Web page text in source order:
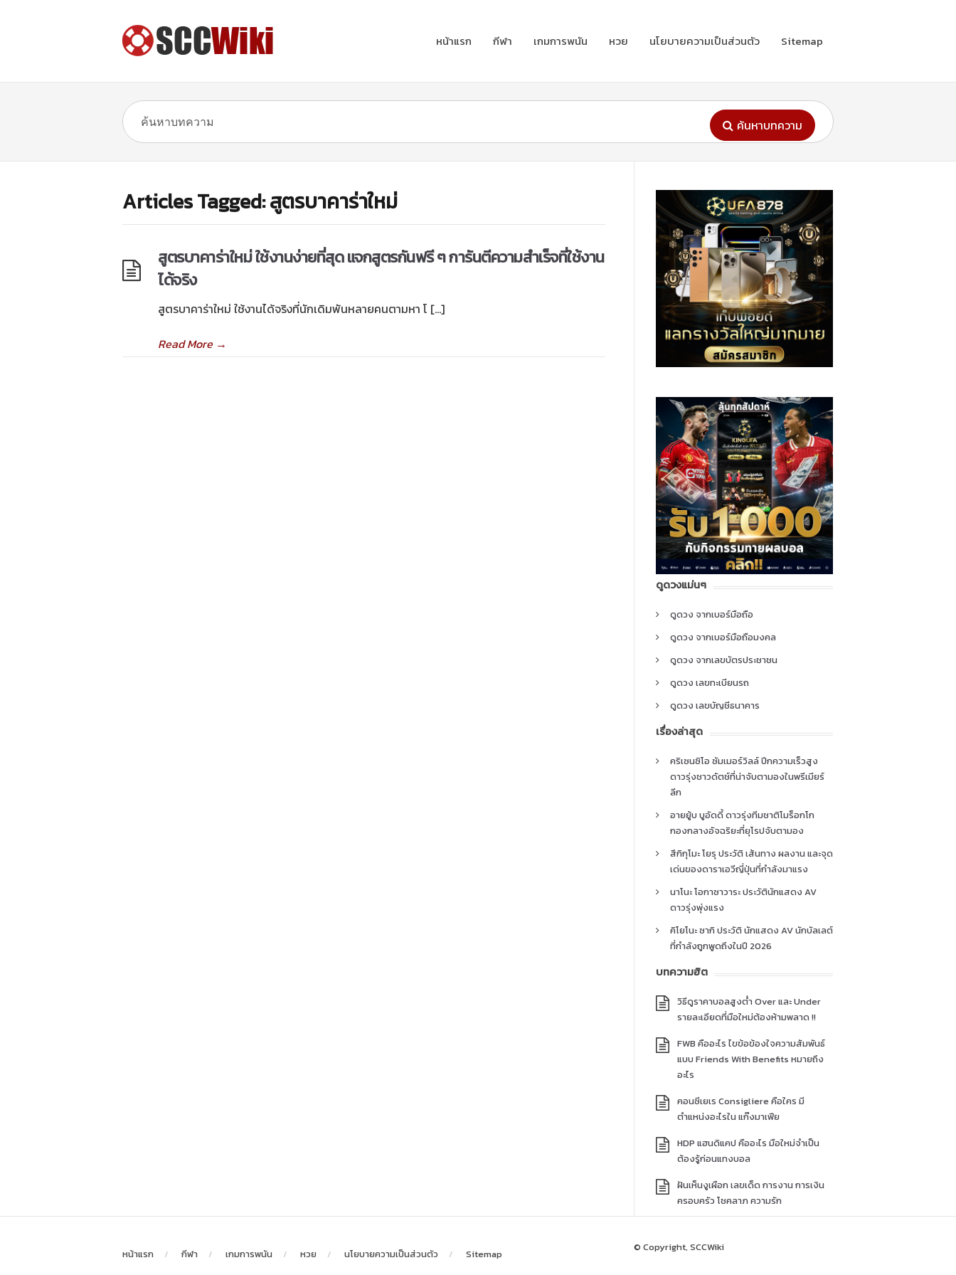
หน้าแรก กีฬา เกมการพนัน หวย นโยบายความเป็นส่วนตัว Sitemap
ค้นหาบทความ
Articles Tagged: สูตรบาคาร่าใหม่
สูตรบาคาร่าใหม่ ใช้งานง่ายที่สุด แจกสูตรกันฟรี ๆ การันตีความสำเร็จที่ใช้งาน
ได้จริง
สูตรบาคาร่าใหม่ ใช้งานได้จริงที่นักเดิมพันหลายคนตามหา โ […]
Read More→
ดูดวงแม่นๆ
ดูดวง จากเบอร์มือถือ
ดูดวง จากเบอร์มือถือมงคล
ดูดวง จากเลขบัตรประชาชน
ดูดวง เลขทะเบียนรถ
ดูดวง เลขบัญชีธนาคาร
เรื่องล่าสุด
คริเซนซิโอ ซัมเมอร์วิลล์ ปีกความเร็วสูง
ดาวรุ่งชาวดัตช์ที่น่าจับตามองในพรีเมียร์
ลีก
อายยู้บ บูอัดดี้ ดาวรุ่งทีมชาติโมร็อกโก
กองกลางอัจฉริยะที่ยุโรปจับตามอง
สึกิกุโมะ โยรุ ประวัติ เส้นทาง ผลงาน และจุด
เด่นของดาราเอวีญี่ปุ่นที่กำลังมาแรง
นาโนะ โอกาซาวาระ ประวัตินักแสดง AV
ดาวรุ่งพุ่งแรง
คิโยโนะ ซากิ ประวัติ นักแสดง AV นักบัลเลต์
ที่กำลังถูกพูดถึงในปี 2026
บทความฮิต
วิธีดูราคาบอลสูงต่ำ Over และ Under
รายละเอียดที่มือใหม่ต้องห้ามพลาด !!
FWB คืออะไร ไขข้อข้องใจความสัมพันธ์
แบบ Friends With Benefits หมายถึง
อะไร
คอนซีเยเร Consigliere คือใคร มี
ตำแหน่งอะไรใน แก๊งมาเฟีย
HDP แฮนดิแคป คืออะไร มือใหม่จำเป็น
ต้องรู้ก่อนแทงบอล
ฝันเห็นงูเผือก เลขเด็ด การงาน การเงิน
ครอบครัว โชคลาภ ความรัก
หน้าแรก กีฬา เกมการพนัน หวย นโยบายความเป็นส่วนตัว Sitemap
© Copyright, SCCWiki